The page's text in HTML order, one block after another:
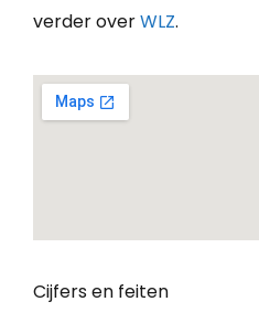
verder overWLZ.
Cijfers en feiten